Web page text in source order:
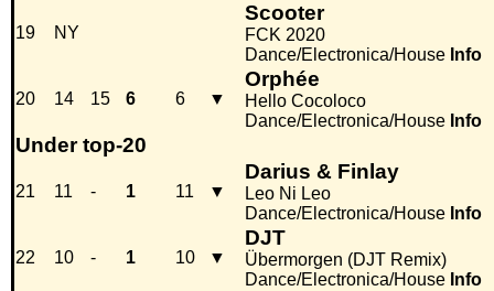
19 NY
Scooter
FCK 2020
Dance/Electronica/House Info
20 14 15 6 6 ▼
Orphée
Hello Cocoloco
Dance/Electronica/House Info
Under top-20
21 11 - 1 11 ▼
Darius & Finlay
Leo Ni Leo
Dance/Electronica/House Info
22 10 - 1 10 ▼
DJT
Übermorgen (DJT Remix)
Dance/Electronica/House Info